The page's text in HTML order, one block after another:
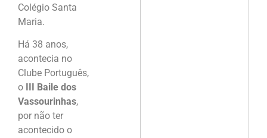
Colégio Santa
Maria.
Há 38 anos,
acontecia no
Clube Português,
o
III Baile dos
Vassourinhas,
por não ter
acontecido o